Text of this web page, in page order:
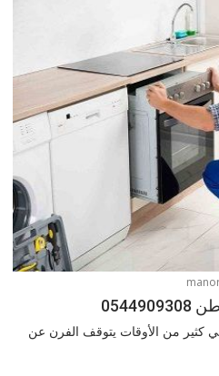
كثير من الأوقات يتوقف الفرن عن